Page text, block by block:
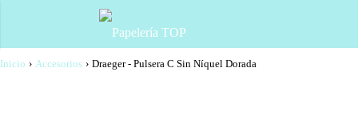
Inicio › Accesorios › Draeger - Pulsera C Sin Níquel Dorada